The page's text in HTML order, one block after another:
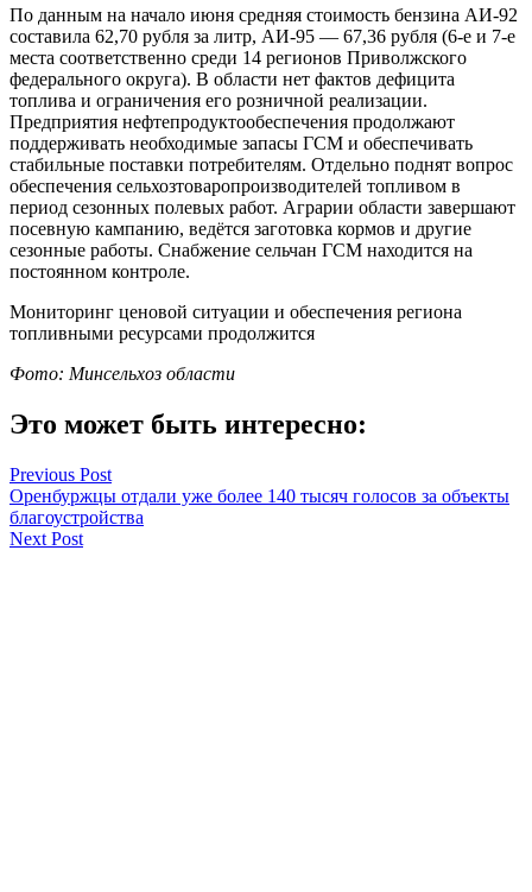
По данным на начало июня средняя стоимость бензина АИ-92
составила 62,70 рубля за литр, АИ-95 — 67,36 рубля (6-е и 7-е
места соответственно среди 14 регионов Приволжского
федерального округа). В области нет фактов дефицита
топлива и ограничения его розничной реализации.
Предприятия нефтепродуктообеспечения продолжают
поддерживать необходимые запасы ГСМ и обеспечивать
стабильные поставки потребителям. Отдельно поднят вопрос
обеспечения сельхозтоваропроизводителей топливом в
период сезонных полевых работ. Аграрии области завершают
посевную кампанию, ведётся заготовка кормов и другие
сезонные работы. Снабжение сельчан ГСМ находится на
постоянном контроле.
Мониторинг ценовой ситуации и обеспечения региона
топливными ресурсами продолжится
Фото: Минсельхоз области
Это может быть интересно:
Навигация
по
записям
Previous Post
Оренбуржцы отдали уже более 140 тысяч голосов за объекты
благоустройства
Next Post